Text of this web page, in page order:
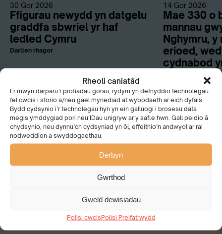
Rheoli caniatâd
Er mwyn darparu’r profiadau gorau, rydym yn defnyddio technolegau
fel cwcis i storio a/neu gael mynediad at wybodaeth ar eich dyfais.
Bydd cydsynio i’r technolegau hyn yn ein galluogi i brosesu data
megis ymddygiad pori neu IDau unigryw ar y safle hwn. Gall peidio â
chydsynio, neu dynnu’ch cydsyniad yn ôl, effeithio’n andwyol ar rai
nodweddion a swyddogaethau.
Derbyn
Gwrthod
Gweld dewisiadau
Polisi cwcisPolisi Preifatrwydd
30 Gor 2026
Ffigurau newydd yn datgelu
graddfa sbwriel yr haf
ledled Cymru
Darllen rhagor
14 Gor 2026
Mae 330 o
mannau
Nghymru,
erioed,
cydnabod
Baner
wobr
mlynedd
Darllen rhagor
Beth rydyn ni'n ei
wneud